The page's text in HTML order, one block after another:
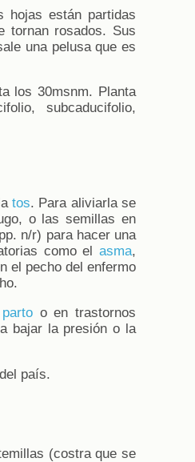
hojas están partidas
tornan rosados. Sus
una pelusa que es
los 30msnm. Planta
subcaducifolio,
tos. Para aliviarla se
o las semillas en
n/r) para hacer una
como el asma,
el pecho del enfermo
partoo en trastornos
bajar la presión o la
país.
(costra que se